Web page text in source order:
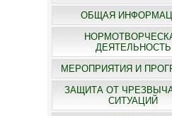
ОБЩАЯ
ДЕЯТЕЛЬНОСТЬ
МЕРОПРИЯТИЯ И
ЗАЩИТА ОТ
СИТУАЦИЙ